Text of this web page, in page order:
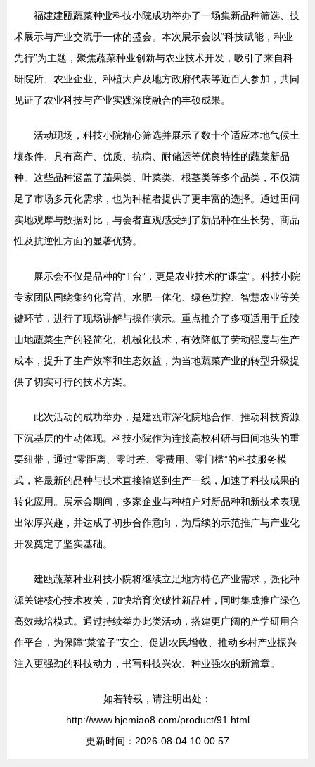
福建建瓯蔬菜种业科技小院成功举办了一场集新品种筛选、技
术展示与产业交流于一体的盛会。本次展示会以“科技赋能，种业
先行”为主题，聚焦蔬菜种业创新与农业技术开发，吸引了来自科
研院所、农业企业、种植大户及地方政府代表等近百人参加，共同
见证了农业科技与产业实践深度融合的丰硕成果。
活动现场，科技小院精心筛选并展示了数十个适应本地气候土
壤条件、具有高产、优质、抗病、耐储运等优良特性的蔬菜新品
种。这些品种涵盖了茄果类、叶菜类、根茎类等多个品类，不仅满
足了市场多元化需求，也为种植者提供了更丰富的选择。通过田间
实地观摩与数据对比，与会者直观感受到了新品种在生长势、商品
性及抗逆性方面的显著优势。
展示会不仅是品种的“T台”，更是农业技术的“课堂”。科技小院
专家团队围绕集约化育苗、水肥一体化、绿色防控、智慧农业等关
键环节，进行了现场讲解与操作演示。重点推介了多项适用于丘陵
山地蔬菜生产的轻简化、机械化技术，有效降低了劳动强度与生产
成本，提升了生产效率和生态效益，为当地蔬菜产业的转型升级提
供了切实可行的技术方案。
此次活动的成功举办，是建瓯市深化院地合作、推动科技资源
下沉基层的生动体现。科技小院作为连接高校科研与田间地头的重
要纽带，通过“零距离、零时差、零费用、零门槛”的科技服务模
式，将最新的品种与技术直接输送到生产一线，加速了科技成果的
转化应用。展示会期间，多家企业与种植户对新品种和新技术表现
出浓厚兴趣，并达成了初步合作意向，为后续的示范推广与产业化
开发奠定了坚实基础。
建瓯蔬菜种业科技小院将继续立足地方特色产业需求，强化种
源关键核心技术攻关，加快培育突破性新品种，同时集成推广绿色
高效栽培模式。通过持续举办此类活动，搭建更广阔的产学研用合
作平台，为保障“菜篮子”安全、促进农民增收、推动乡村产业振兴
注入更强劲的科技动力，书写科技兴农、种业强农的新篇章。
如若转载，请注明出处：
http://www.hjemiao8.com/product/91.html
更新时间：2026-08-04 10:00:57